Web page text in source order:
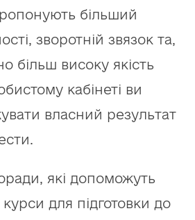
більший
зворотній звязок та,
більш високу якість
кабінеті ви
власний результат
які допоможуть
для підготовки до